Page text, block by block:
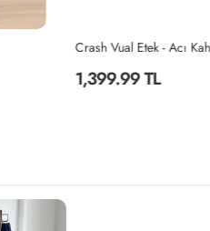
Crash Vual Etek - Acı Kahve
1,399.99 TL